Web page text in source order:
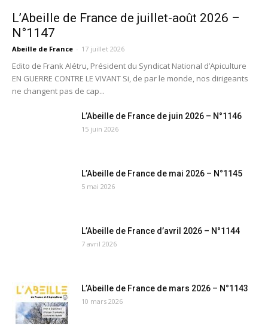
L’Abeille de France de juillet-août 2026 –
N°1147
Abeille de France - 17 juillet 2026
Edito de Frank Alétru, Président du Syndicat National d’Apiculture
EN GUERRE CONTRE LE VIVANT Si, de par le monde, nos dirigeants
ne changent pas de cap...
L’Abeille de France de juin 2026 – N°1146
15 juin 2026
L’Abeille de France de mai 2026 – N°1145
5 mai 2026
L’Abeille de France d’avril 2026 – N°1144
7 avril 2026
L’Abeille de France de mars 2026 – N°1143
10 mars 2026